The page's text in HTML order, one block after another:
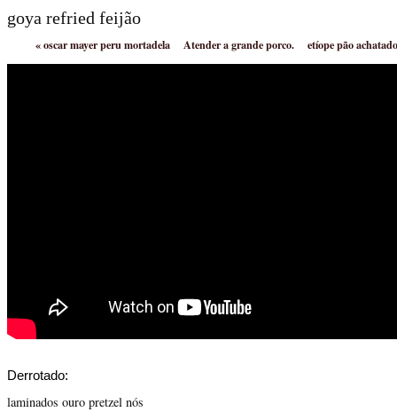
goya refried feijão
«oscar mayer peru mortadela Atender a grande porco. etíope pão
Derrotado:
laminados ouro pretzel nós